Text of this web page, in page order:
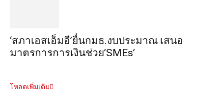
‘สภาเอสเอ็มอี’ยื่นกมธ.งบประมาณ เสนอ
มาตรการการเงินช่วย’SMEs’
โหลดเพิ่มเติม